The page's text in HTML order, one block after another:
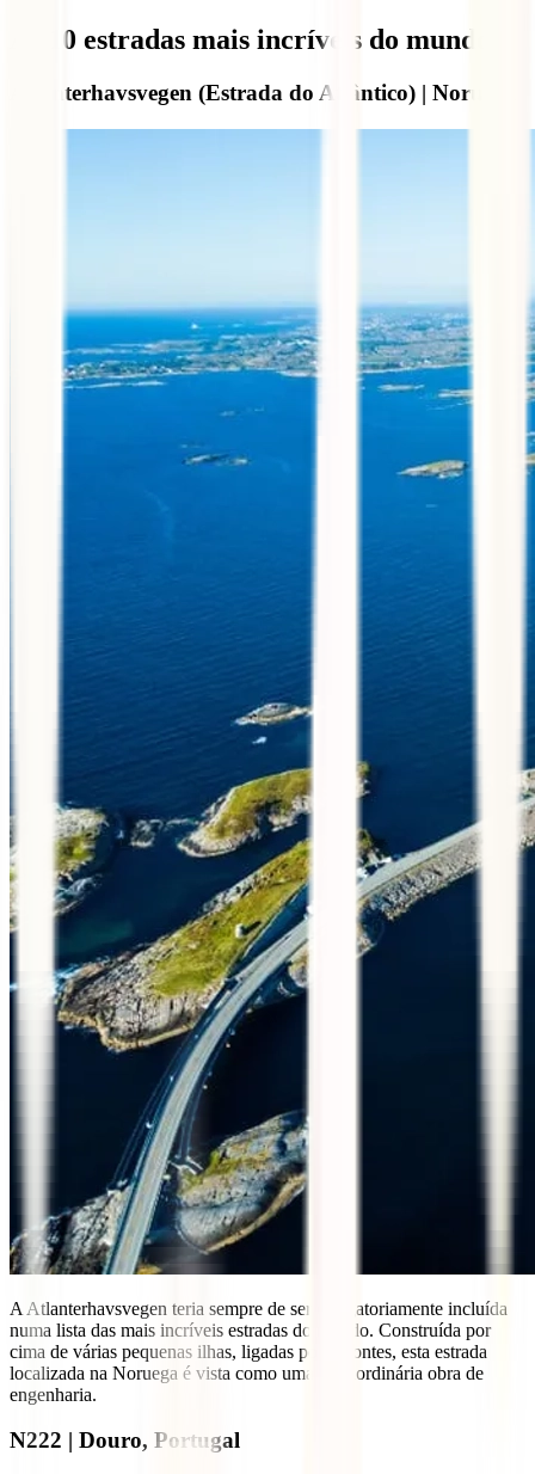
As 10 estradas mais incríveis do mundo
Atlanterhavsvegen (Estrada do Atlântico) | Noruega
A Atlanterhavsvegen teria sempre de ser obrigatoriamente incluída
numa lista das mais incríveis estradas do mundo. Construída por
cima de várias pequenas ilhas, ligadas por 8 pontes, esta estrada
localizada na Noruega é vista como uma extraordinária obra de
engenharia.
N222 | Douro, Portugal